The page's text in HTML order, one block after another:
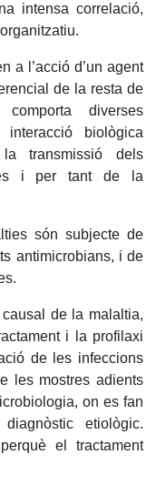
intensa correlació,
a l’acció d’un agent
de la resta de
diverses
interacció biològica
transmissió dels
i per tant de la
són subjecte de
antimicrobians, i de
de la malaltia,
i la profilaxi
de les infeccions
les mostres adients
on es fan
etiològic.
el tractament